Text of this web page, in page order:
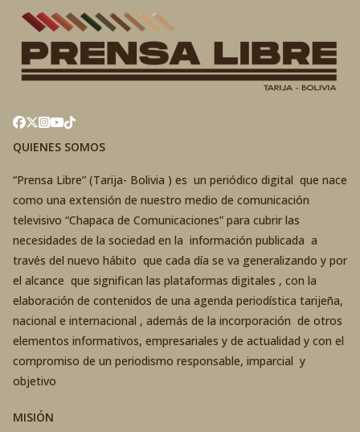
QUIENES SOMOS
“Prensa Libre” (Tarija- Bolivia ) es un periódico digital que nace
como una extensión de nuestro medio de comunicación
televisivo “Chapaca de Comunicaciones” para cubrir las
necesidades de la sociedad en la información publicada a
través del nuevo hábito que cada día se va generalizando y por
el alcance que significan las plataformas digitales , con la
elaboración de contenidos de una agenda periodística tarijeña,
nacional e internacional , además de la incorporación de otros
elementos informativos, empresariales y de actualidad y con el
compromiso de un periodismo responsable, imparcial y
objetivo
MISIÓN